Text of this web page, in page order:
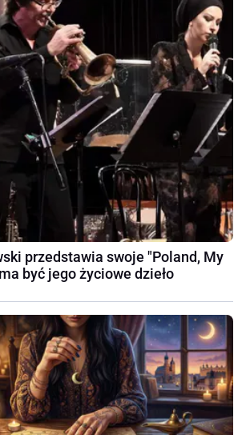
przedstawia swoje "Poland, My
być jego życiowe dzieło